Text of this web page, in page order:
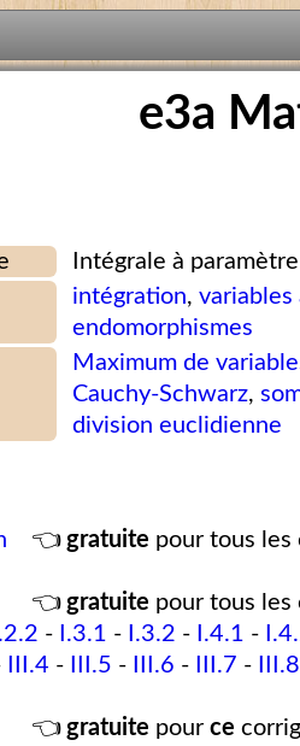
e3a
Intégrale à
intégration,variables
endomorphismes
Maximum de
Cauchy-Schwarz,
division euclidienne
👈 gratuite pour tous les
👈 gratuite pour tous les
I.2.2 - I.3.1 - I.3.2 - I.4.1 -
III.4 - III.5 - III.6 - III.7 -
III.8
👈 gratuite pour ce